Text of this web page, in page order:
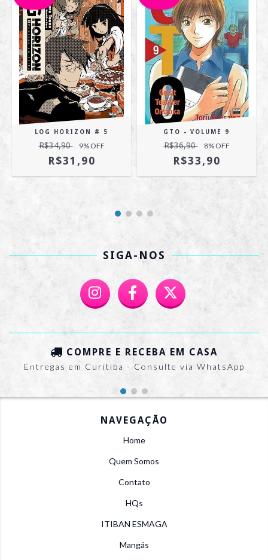
LOG HORIZON # 5
R$34,90 9% OFF
R$31,90
GTO - VOLUME 9
R$36,90 8% OFF
R$33,90
SIGA-NOS
COMPRE E RECEBA EM CASA
Entregas em Curitiba - Consulte via WhatsApp
NAVEGAÇÃO
Home
Quem Somos
Contato
HQs
ITIBAN ESMAGA
Mangás